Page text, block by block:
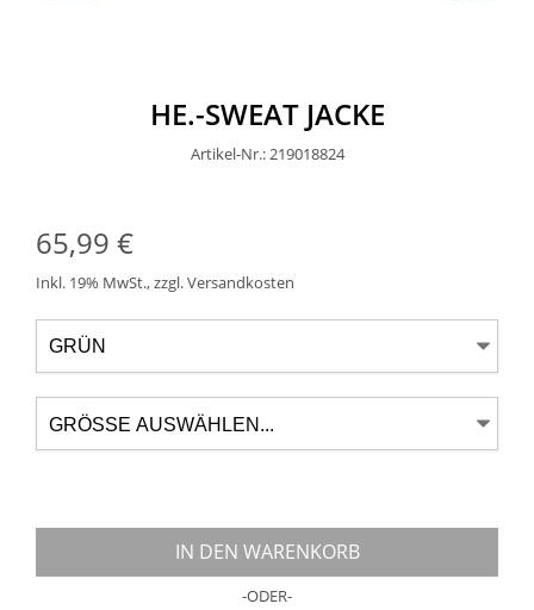
HE.-SWEAT JACKE
Artikel-Nr.: 219018824
65,99 €
Inkl. 19% MwSt.,zzgl.Versandkosten
IN DEN WARENKORB
-ODER-